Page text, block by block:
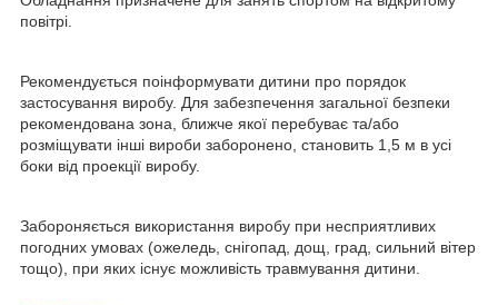
повітрі.
Рекомендується поінформувати дитини про порядок
застосування виробу. Для забезпечення загальної безпеки
рекомендована зона, ближче якої перебуває та/або
розміщувати інші вироби заборонено, становить 1,5 м в усі
боки від проекції виробу.
Забороняється використання виробу при несприятливих
погодних умовах (ожеледь, снігопад, дощ, град, сильний вітер
тощо), при яких існує можливість травмування дитини.